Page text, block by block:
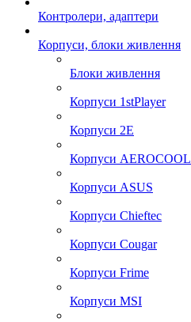
Контролери, адаптери
Корпуси, блоки живлення
Блоки живлення
Корпуси 1stPlayer
Корпуси 2E
Корпуси AEROCOOL
Корпуси ASUS
Корпуси Chieftec
Корпуси Cougar
Корпуси Frime
Корпуси MSI